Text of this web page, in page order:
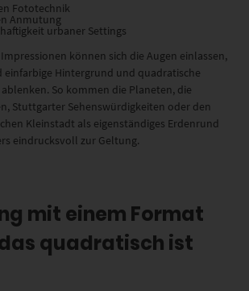
Fototechnik
Anmutung
urbaner Settings
können sich die Augen einlassen,
einfarbige Hintergrund und quadratische
So kommen die Planeten, die
Stuttgarter Sehenswürdigkeiten oder den
Kleinstadt als eigenständiges Erdenrund
eindrucksvoll zur Geltung.
mit einem Format
quadratisch ist